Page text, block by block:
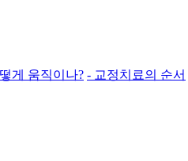
게 움직이나? - 교정치료의 순서